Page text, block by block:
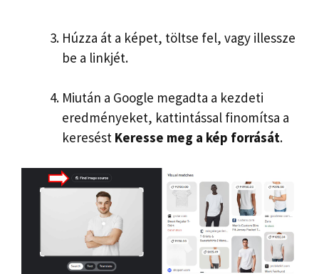
Húzza át a képet, töltse fel, vagy illessze
be a linkjét.
Miután a Google megadta a kezdeti
eredményeket, kattintással finomítsa a
keresést Keresse meg a kép forrását.